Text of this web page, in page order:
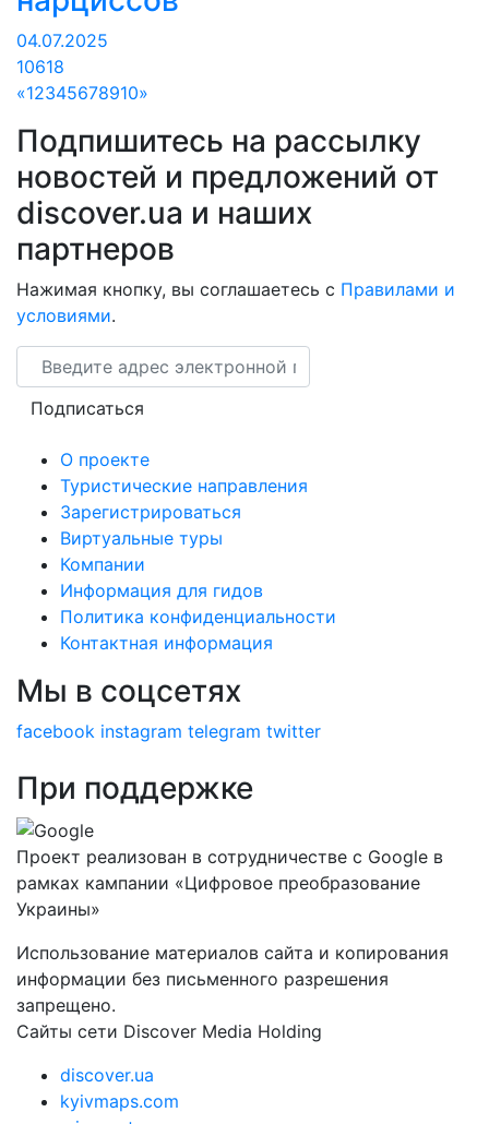
04.07.2025
10618
«12345678910»
Подпишитесь на рассылку
новостей и предложений от
discover.ua и наших
партнеров
Нажимая кнопку, вы соглашаетесь с Правилами и
условиями.
Email
Подписаться
О проекте
Туристические направления
Зарегистрироваться
Виртуальные туры
Компании
Информация для гидов
Политика конфиденциальности
Контактная информация
Мы в соцсетях
facebook instagram telegram twitter
При поддержке
Проект реализован в сотрудничестве с Google в
рамках кампании «Цифровое преобразование
Украины»
Использование материалов сайта и копирования
информации без письменного разрешения
запрещено.
Сайты сети Discover Media Holding
discover.ua
kyivmaps.com